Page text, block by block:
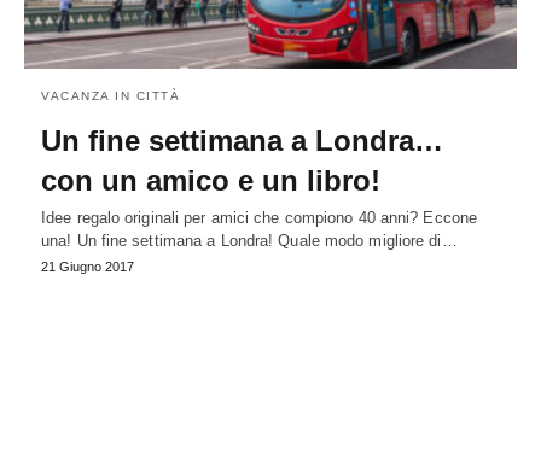
VACANZA IN CITTÀ
Un fine settimana a Londra…
con un amico e un libro!
Idee regalo originali per amici che compiono 40 anni? Eccone
una! Un fine settimana a Londra! Quale modo migliore di…
21 Giugno 2017